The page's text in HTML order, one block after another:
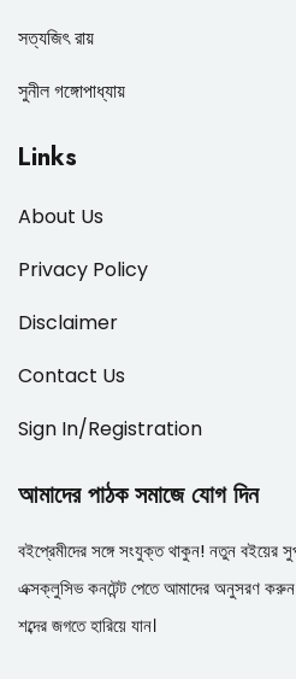
সত্যজিৎ রায়
সুনীল গঙ্গোপাধ্যায়
Links
About Us
Privacy Policy
Disclaimer
Contact Us
Sign In/Registration
আমাদের পাঠক সমাজে যোগ দিন
বইপ্রেমীদের সঙ্গে সংযুক্ত থাকুন! নতুন বইয়ের
এক্সক্লুসিভ কনটেন্ট পেতে আমাদের অনুসরণ
শব্দের জগতে হারিয়ে যান।